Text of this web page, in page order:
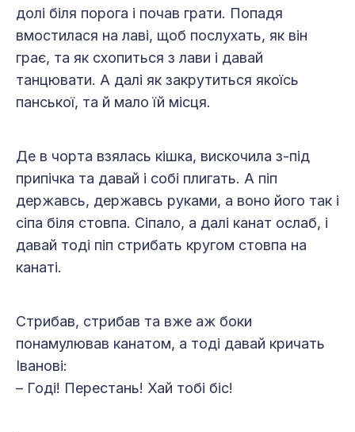
долі біля порога і почав грати. Попадя
вмостилася на лаві, щоб послухать, як він
грає, та як схопиться з лави і давай
танцювати. А далі як закрутиться якоїсь
панської, та й мало їй місця.
Де в чорта взялась кішка, вискочила з-під
припічка та давай і собі плигать. А піп
державсь, державсь руками, а воно його так і
сіпа біля стовпа. Сіпало, а далі канат ослаб, і
давай тоді піп стрибать кругом стовпа на
канаті.
Стрибав, стрибав та вже аж боки
понамулював канатом, а тоді давай кричать
Іванові:
– Годі! Перестань! Хай тобі біс!